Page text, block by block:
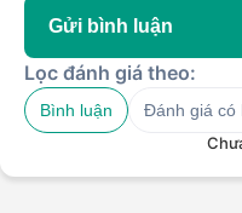
Gửi bình luận
Lọc đánh giá theo:
Bình luận Đánh giá có